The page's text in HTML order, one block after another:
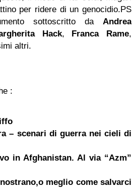
per ridere di un genocidio.PS
sottoscritto da Andrea
Hack, Franca Rame,
altri.
:
– scenari di guerra nei cieli di
in Afghanistan. Al via “Azm”
meglio come salvarci